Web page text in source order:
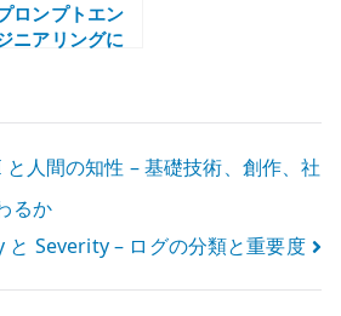
ロンプトエン
ニアリングに
か – AI 活用と
人間の知性 – 基礎技術、創作、社
るか
と Severity – ログの分類と重要度